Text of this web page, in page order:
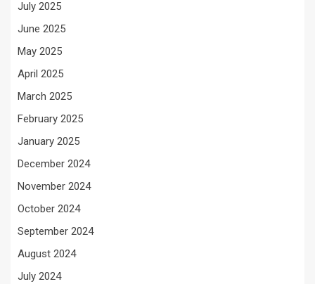
July 2025
June 2025
May 2025
April 2025
March 2025
February 2025
January 2025
December 2024
November 2024
October 2024
September 2024
August 2024
July 2024